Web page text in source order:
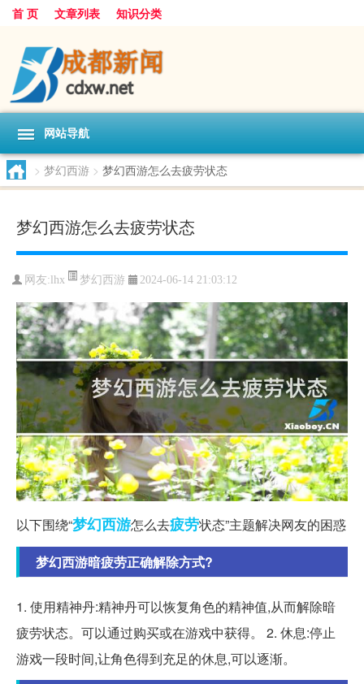
首 页 文章列表 知识分类
网站导航
> 梦幻西游 > 梦幻西游怎么去疲劳状态
梦幻西游怎么去疲劳状态
网友:lhx 梦幻西游 2024-06-14 21:03:12
以下围绕“梦幻西游怎么去疲劳状态”主题解决网友的困惑
梦幻西游暗疲劳正确解除方式?
1. 使用精神丹:精神丹可以恢复角色的精神值,从而解除暗
疲劳状态。可以通过购买或在游戏中获得。 2. 休息:停止
游戏一段时间,让角色得到充足的休息,可以逐渐。